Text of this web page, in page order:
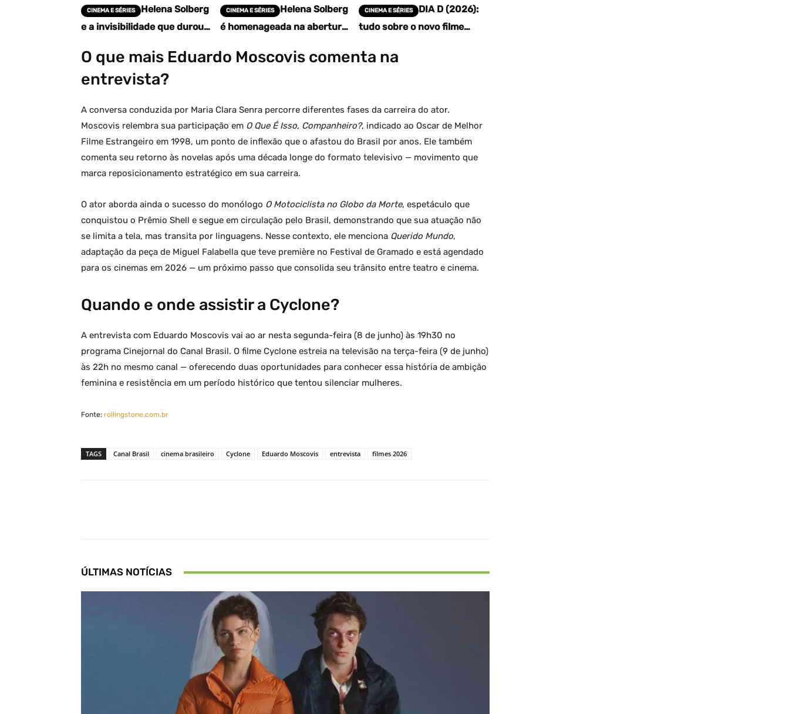
CINEMA E SÉRIES
Helena Solberg
e a invisibilidade que durou
CineOP como reparação de
memória
CINEMA E SÉRIES
Helena Solberg
é homenageada na abertura
redescoberta de uma
cineasta invisível
CINEMA E SÉRIES
DIA D (2026):
tudo sobre o novo filme
O que mais Eduardo Moscovis comenta na
entrevista?
A conversa conduzida por Maria Clara Senra percorre diferentes fases da carreira do ator.
Moscovis relembra sua participação em O Que É Isso, Companheiro?, indicado ao Oscar de Melhor
Filme Estrangeiro em 1998, um ponto de inflexão que o afastou do Brasil por anos. Ele também
comenta seu retorno às novelas após uma década longe do formato televisivo — movimento que
marca reposicionamento estratégico em sua carreira.
O ator aborda ainda o sucesso do monólogo O Motociclista no Globo da Morte, espetáculo que
conquistou o Prêmio Shell e segue em circulação pelo Brasil, demonstrando que sua atuação não
se limita a tela, mas transita por linguagens. Nesse contexto, ele menciona Querido Mundo,
adaptação da peça de Miguel Falabella que teve première no Festival de Gramado e está agendado
para os cinemas em 2026 — um próximo passo que consolida seu trânsito entre teatro e cinema.
Quando e onde assistir a Cyclone?
A entrevista com Eduardo Moscovis vai ao ar nesta segunda-feira (8 de junho) às 19h30 no
programa Cinejornal do Canal Brasil. O filme Cyclone estreia na televisão na terça-feira (9 de junho)
às 22h no mesmo canal — oferecendo duas oportunidades para conhecer essa história de ambição
feminina e resistência em um período histórico que tentou silenciar mulheres.
Fonte: rollingstone.com.br
TAGS Canal Brasil cinema brasileiro Cyclone Eduardo Moscovis entrevista filmes 2026
ÚLTIMAS NOTÍCIAS